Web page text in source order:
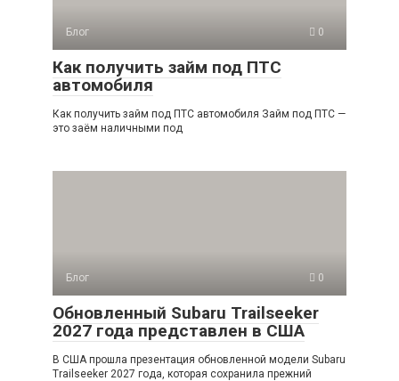
Блог 0
Как получить займ под ПТС
автомобиля
Как получить займ под ПТС автомобиля Займ под ПТС —
это заём наличными под
Блог 0
Обновленный Subaru Trailseeker
2027 года представлен в США
В США прошла презентация обновленной модели Subaru
Trailseeker 2027 года, которая сохранила прежний